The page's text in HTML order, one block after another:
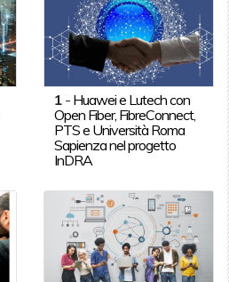
1 - Huawei e Lutech con
Open Fiber, FibreConnect,
PTS e Università Roma
Sapienza nel progetto
InDRA